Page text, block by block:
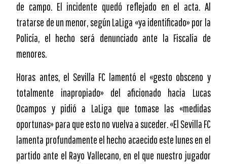
de campo. El incidente quedó reflejado en el acta. Al
tratarse de un menor, según LaLiga «ya identificado» por la
Policía, el hecho será denunciado ante la Fiscalía de
menores.
Horas antes, el Sevilla FC lamentó el «gesto obsceno y
totalmente inapropiado» del aficionado hacia Lucas
Ocampos y pidió a LaLiga que tomase las «medidas
oportunas» para que esto no vuelva a suceder. «El Sevilla FC
lamenta profundamente el hecho acaecido este lunes en el
partido ante el Rayo Vallecano, en el que nuestro jugador